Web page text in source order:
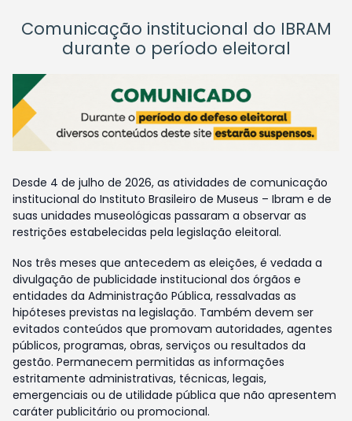
Comunicação institucional do IBRAM
durante o período eleitoral
Desde 4 de julho de 2026, as atividades de comunicação
institucional do Instituto Brasileiro de Museus – Ibram e de
suas unidades museológicas passaram a observar as
restrições estabelecidas pela legislação eleitoral.
Nos três meses que antecedem as eleições, é vedada a
divulgação de publicidade institucional dos órgãos e
entidades da Administração Pública, ressalvadas as
hipóteses previstas na legislação. Também devem ser
evitados conteúdos que promovam autoridades, agentes
públicos, programas, obras, serviços ou resultados da
gestão. Permanecem permitidas as informações
estritamente administrativas, técnicas, legais,
emergenciais ou de utilidade pública que não apresentem
caráter publicitário ou promocional.